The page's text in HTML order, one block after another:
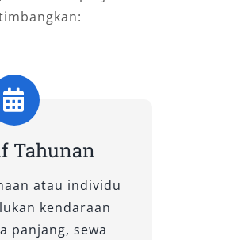
Tahunan
atau individu
kendaraan
panjang, sewa